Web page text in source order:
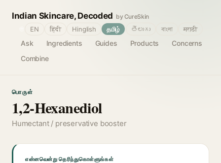
Indian Skincare, Decoded by CureSkin
Ask Ingredients Guides Products
Concerns
Combine
EN हिंदी Hinglish தமிழ் తెలుగు বাংলা मराठी
பொருள்
1,2-Hexanediol
Humectant / preservative booster
என்னவென்று தெரிந்துகொள்ளுங்கள்